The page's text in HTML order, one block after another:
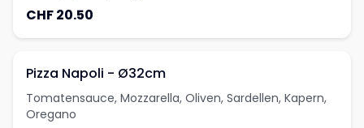
CHF 20.50
Pizza Napoli - Ø32cm
Tomatensauce, Mozzarella, Oliven, Sardellen, Kapern,
Oregano